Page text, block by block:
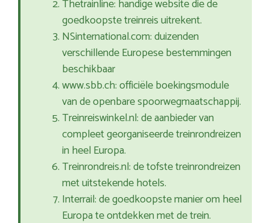
Thetrainline: handige website die de
goedkoopste treinreis uitrekent.
NSinternational.com: duizenden
verschillende Europese bestemmingen
beschikbaar
www.sbb.ch: officiële boekingsmodule
van de openbare spoorwegmaatschappij.
Treinreiswinkel.nl: de aanbieder van
compleet georganiseerde treinrondreizen
in heel Europa.
Treinrondreis.nl: de tofste treinrondreizen
met uitstekende hotels.
Interrail: de goedkoopste manier om heel
Europa te ontdekken met de trein.